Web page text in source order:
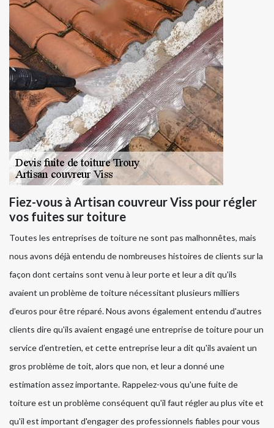
Fiez-vous à Artisan couvreur Viss pour régler
vos fuites sur toiture
Toutes les entreprises de toiture ne sont pas malhonnêtes, mais
nous avons déjà entendu de nombreuses histoires de clients sur la
façon dont certains sont venu à leur porte et leur a dit qu'ils
avaient un problème de toiture nécessitant plusieurs milliers
d’euros pour être réparé. Nous avons également entendu d'autres
clients dire qu'ils avaient engagé une entreprise de toiture pour un
service d’entretien, et cette entreprise leur a dit qu'ils avaient un
gros problème de toit, alors que non, et leur a donné une
estimation assez importante. Rappelez-vous qu'une fuite de
toiture est un problème conséquent qu'il faut régler au plus vite et
qu'il est important d'engager des professionnels fiables pour vous